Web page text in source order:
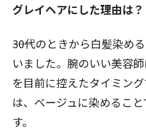
グレイヘアにした理由は？
――30代のときから白髪染め
いました。腕のいい美容
を目前に控えたタイミン
は、ベージュに染めるこ
す。